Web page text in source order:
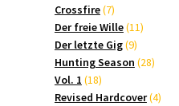
Crossfire 77
Produkte
Der freie Wille 1111
Der letzte Gig 99
Produkte
Hunting Season 2828
Vol. 1 1818
Produkte
Revised Hardcover 44